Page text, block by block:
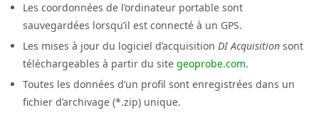
Les coordonnées de l’ordinateur portable sont
sauvegardées lorsqu’il est connecté à un GPS.
Les mises à jour du logiciel d’acquisitionDI Acquisition sont
téléchargeables à partir du sitegeoprobe.com.
Toutes les données d’un profil sont enregistrées dans un
fichier d’archivage (*.zip) unique.